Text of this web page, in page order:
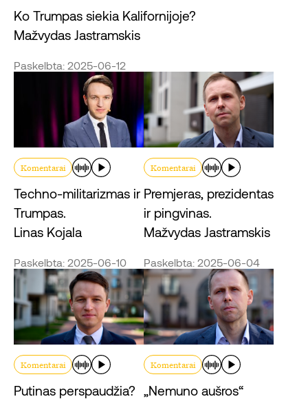
Ko Trumpas siekia Kalifornijoje?
Mažvydas Jastramskis
Paskelbta: 2025-06-12
Komentarai
Techno-militarizmas ir
Trumpas.
Linas Kojala
Paskelbta: 2025-06-10
Komentarai
Premjeras, prezidentas
ir pingvinas.
Mažvydas Jastramskis
Paskelbta: 2025-06-04
Komentarai
Putinas perspaudžia?
Komentarai
„Nemuno aušros“